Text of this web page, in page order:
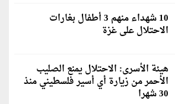
10 شهداء منهم 3 أطفال بغارات
الاحتلال على غزة
هيئة الأسرى: الاحتلال يمنع الصليب
الأحمر من زيارة أي أسير فلسطيني منذ
30 شهرا